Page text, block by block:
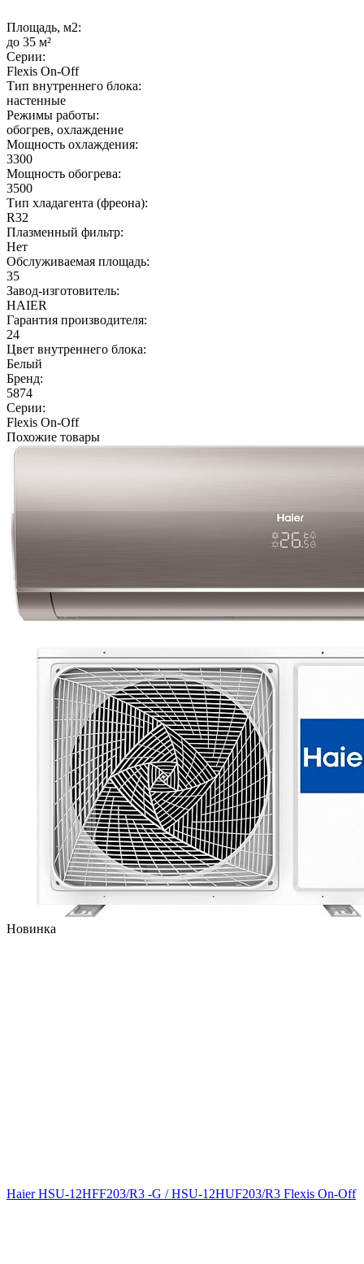
Площадь, м2:
до 35 м²
Серии:
Flexis On-Off
Тип внутреннего блока:
настенные
Режимы работы:
обогрев, охлаждение
Мощность охлаждения:
3300
Мощность обогрева:
3500
Тип хладагента (фреона):
R32
Плазменный фильтр:
Нет
Обслуживаемая площадь:
35
Завод-изготовитель:
HAIER
Гарантия производителя:
24
Цвет внутреннего блока:
Белый
Бренд:
5874
Серии:
Flexis On-Off
Похожие товары
Новинка
Haier HSU-12HFF203/R3 -G / HSU-12HUF203/R3 Flexis On-Off